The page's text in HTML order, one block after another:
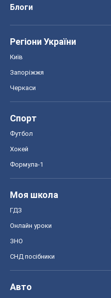
Блоги
Регіони України
Київ
Запоріжжя
Черкаси
Спорт
Футбол
Хокей
Формула-1
Моя школа
ГДЗ
Онлайн уроки
ЗНО
СНД посібники
Авто